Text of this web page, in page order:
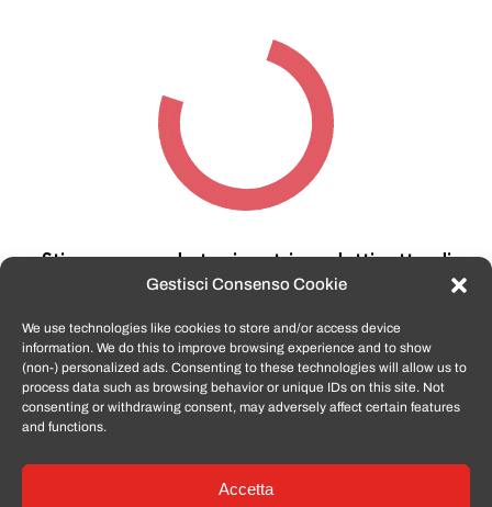
Gestisci Consenso Cookie
We use technologies like cookies to store and/or access device
information. We do this to improve browsing experience and to show
(non-) personalized ads. Consenting to these technologies will allow us to
process data such as browsing behavior or unique IDs on this site. Not
consenting or withdrawing consent, may adversely affect certain features
and functions.
Accetta
Stiamo cercando tra i nostri prodotti, attendi
qualche secondo…
TomatoSmartphone.itè lo shop n.1 in italia per
smartphone ricondizionati garantiti e certificati
di tutte le marche,APPLE, SAMSUNG, HUAWEI,
ONEPLUS, XIAOMI e tanto altro